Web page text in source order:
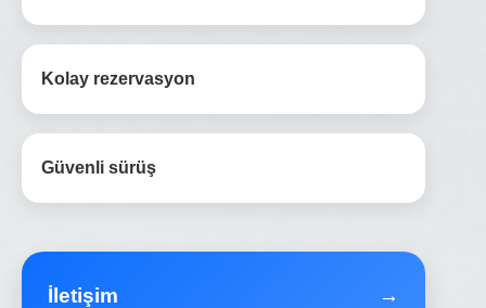
Kolay rezervasyon
Güvenli sürüş
İletişim →